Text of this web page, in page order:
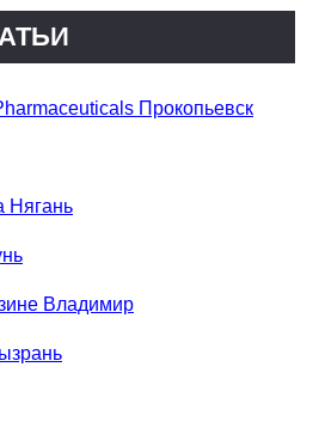
Прокопьевск
Нягань
Владимир